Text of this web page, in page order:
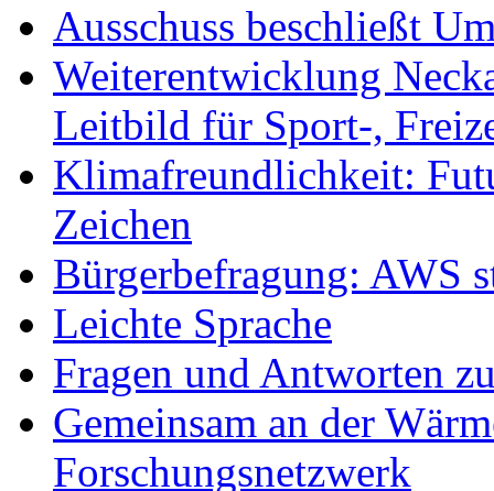
Ausschuss beschließt
Weiterentwicklung
Leitbild für Sport-,
Klimafreundlichkeit:
Zeichen
Bürgerbefragung: AWS
Leichte Sprache
Fragen und Antworten
Gemeinsam an der
Forschungsnetzwerk